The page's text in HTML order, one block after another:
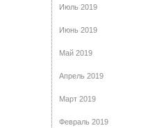
Июль 2019
Июнь 2019
Май 2019
Апрель 2019
Март 2019
Февраль 2019